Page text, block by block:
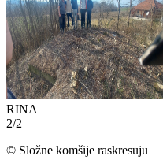
RINA
2/2
© Složne komšije raskresuju